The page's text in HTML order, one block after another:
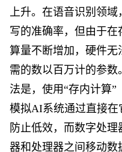
上升。在语音识别领
写的准确率，但由于
算量不断增加，硬件
需的数以百万计的参
法是，使用“存内计算”
模拟AI系统通过直接
防止低效，而数字处
器和处理器之间移动